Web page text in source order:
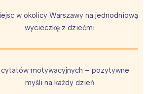
w okolicy Warszawy na jednodniową
wycieczkę z dziećmi
motywacyjnych – pozytywne
myśli na każdy dzień